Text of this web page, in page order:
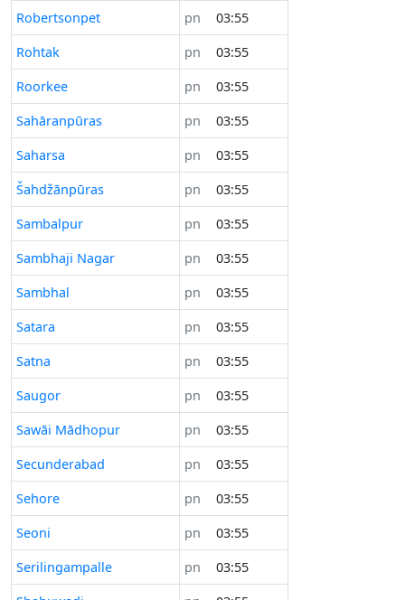
Robertsonpet
pn
03:55
Rohtak
pn
03:55
Roorkee
pn
03:55
Sahāranpūras
pn
03:55
Saharsa
pn
03:55
Šahdžānpūras
pn
03:55
Sambalpur
pn
03:55
Sambhaji Nagar
pn
03:55
Sambhal
pn
03:55
Satara
pn
03:55
Satna
pn
03:55
Saugor
pn
03:55
Sawāi Mādhopur
pn
03:55
Secunderabad
pn
03:55
Sehore
pn
03:55
Seoni
pn
03:55
Serilingampalle
pn
03:55